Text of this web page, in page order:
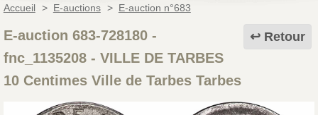
Accueil > E-auctions > E-auction n°683
Retour
E-auction 683-728180 -
fnc_1135208- VILLE DE TARBES
10 Centimes Ville de Tarbes Tarbes